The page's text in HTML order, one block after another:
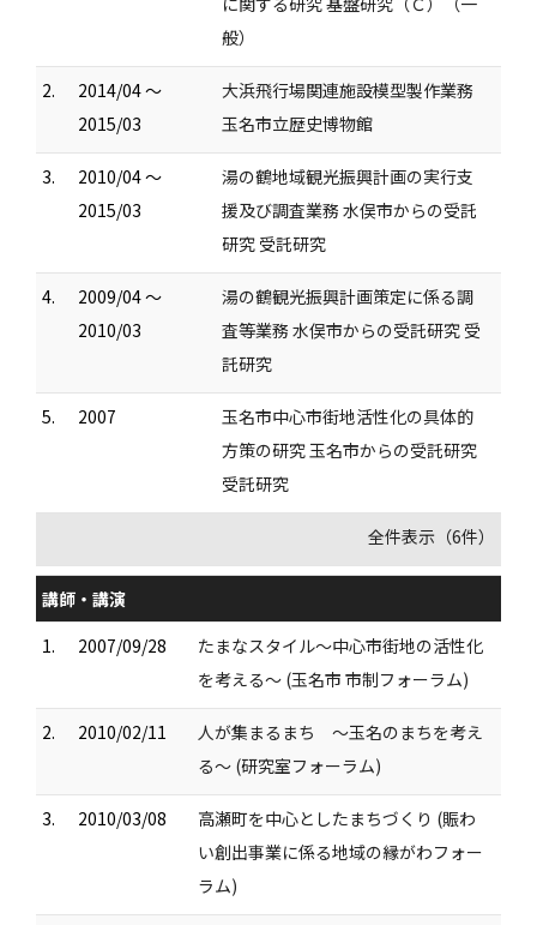
般）
2.
2014/04 ～
2015/03
大浜飛行場関連施設模型製作業務
玉名市立歴史博物館
3.
2010/04 ～
2015/03
湯の鶴地域観光振興計画の実行支
援及び調査業務 水俣市からの受託
研究 受託研究
4.
2009/04 ～
2010/03
湯の鶴観光振興計画策定に係る調
査等業務 水俣市からの受託研究 受
託研究
5. 2007
玉名市中心市街地活性化の具体的
方策の研究 玉名市からの受託研究
受託研究
全件表示（6件）
講師・講演
1.
2007/09/28
たまなスタイル～中心市街地の活性化
を考える～ (玉名市 市制フォーラム)
2. 2010/02/11
人が集まるまち ～玉名のまちを考え
る～ (研究室フォーラム)
3. 2010/03/08
高瀬町を中心としたまちづくり (賑わ
い創出事業に係る地域の縁がわフォー
ラム)